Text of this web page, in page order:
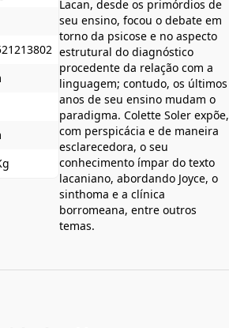
Lacan, desde os primórdios de
seu ensino, focou o debate em
torno da psicose e no aspecto
estrutural do diagnóstico
procedente da relação com a
linguagem; contudo, os últimos
anos de seu ensino mudam o
paradigma. Colette Soler expõe,
com perspicácia e de maneira
esclarecedora, o seu
conhecimento ímpar do texto
lacaniano, abordando Joyce, o
sinthoma e a clínica
borromeana, entre outros
temas.